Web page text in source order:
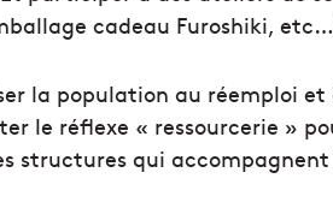
cadeau Furoshiki,
la population au réemploi
le réflexe « ressourcerie »
structures qui accompagnent